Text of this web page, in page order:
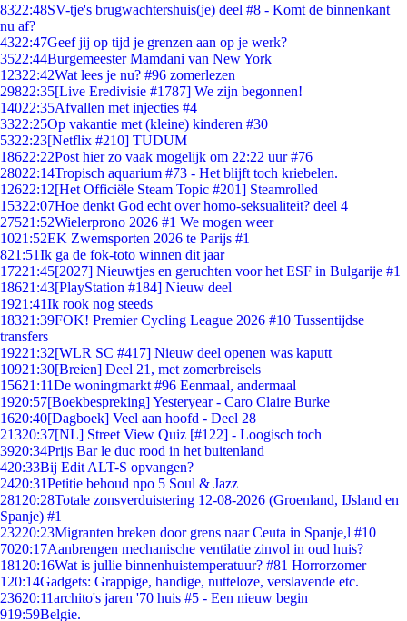
8322:48SV-tje's brugwachtershuis(je) deel #8 - Komt de binnenkant
nu af?
4322:47Geef jij op tijd je grenzen aan op je werk?
3522:44Burgemeester Mamdani van New York
12322:42Wat lees je nu? #96 zomerlezen
29822:35[Live Eredivisie #1787] We zijn begonnen!
14022:35Afvallen met injecties #4
3322:25Op vakantie met (kleine) kinderen #30
5322:23[Netflix #210] TUDUM
18622:22Post hier zo vaak mogelijk om 22:22 uur #76
28022:14Tropisch aquarium #73 - Het blijft toch kriebelen.
12622:12[Het Officiële Steam Topic #201] Steamrolled
15322:07Hoe denkt God echt over homo-seksualiteit? deel 4
27521:52Wielerprono 2026 #1 We mogen weer
1021:52EK Zwemsporten 2026 te Parijs #1
821:51Ik ga de fok-toto winnen dit jaar
17221:45[2027] Nieuwtjes en geruchten voor het ESF in Bulgarije #1
18621:43[PlayStation #184] Nieuw deel
1921:41Ik rook nog steeds
18321:39FOK! Premier Cycling League 2026 #10 Tussentijdse
transfers
19221:32[WLR SC #417] Nieuw deel openen was kaputt
10921:30[Breien] Deel 21, met zomerbreisels
15621:11De woningmarkt #96 Eenmaal, andermaal
1920:57[Boekbespreking] Yesteryear - Caro Claire Burke
1620:40[Dagboek] Veel aan hoofd - Deel 28
21320:37[NL] Street View Quiz [#122] - Loogisch toch
3920:34Prijs Bar le duc rood in het buitenland
420:33Bij Edit ALT-S opvangen?
2420:31Petitie behoud npo 5 Soul & Jazz
281 20:28Totale zonsverduistering 12-08-2026 (Groenland, IJsland en
Spanje) #1
23220:23Migranten breken door grens naar Ceuta in Spanje,l #10
7020:17Aanbrengen mechanische ventilatie zinvol in oud huis?
181 20:16Wat is jullie binnenhuistemperatuur? #81 Horrorzomer
1 20:14Gadgets: Grappige, handige, nutteloze, verslavende etc.
23620:11archito's jaren '70 huis #5 - Een nieuw begin
919:59Belgie.